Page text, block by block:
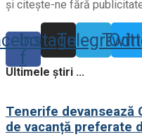
și citește-ne fără
f
Instagram
Telegram
Ultimele știri ...
Tenerife devansează
de vacanță preferate